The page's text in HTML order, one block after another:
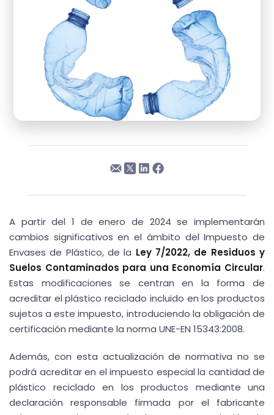
A partir del 1 de enero de 2024 se implementarán
cambios significativos en el ámbito del Impuesto de
Envases de Plástico, de la Ley 7/2022, de Residuos y
Suelos Contaminados para una Economía Circular.
Estas modificaciones se centran en la forma de
acreditar el plástico reciclado incluido en los productos
sujetos a este impuesto, introduciendo la obligación de
certificación mediante la norma UNE-EN 15343:2008.
Además, con esta actualización de normativa no se
podrá acreditar en el impuesto especial la cantidad de
plástico reciclado en los productos mediante una
declaración responsable firmada por el fabricante